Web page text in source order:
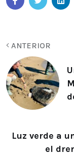
ANTERIOR
Luz verde a
el